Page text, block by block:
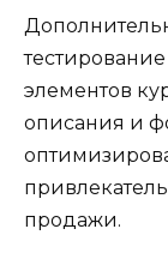
элементов
описания и
продажи.